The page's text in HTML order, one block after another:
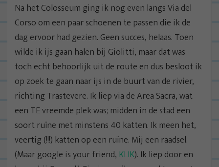
Na het Colosseum ging ik nog even langs Via del
Corso om een paar schoenen te passen die ik de
dag ervoor had gezien. Geen succes, helaas. Toen
wilde ik ijs gaan halen bij Giolitti, maar dat was
toch echt behoorlijk uit de route en dus besloot ik
op zoek te gaan naar ijs in de buurt van de rivier,
richting Trastevere. Ik liep via de Area Sacra, wat
een TE vreemde plek was; midden in de stad een
soort ruïne met minstens 40 katten. Ik meen het,
veertig (!!!) katten op een ruïne. Mij een raadsel.
(Maar google is your friend, KLIK). Ik liep door en